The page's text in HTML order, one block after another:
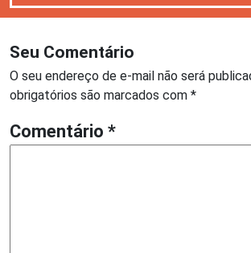
Seu Comentário
O seu endereço de e-mail não será
obrigatórios são marcados com *
Comentário *